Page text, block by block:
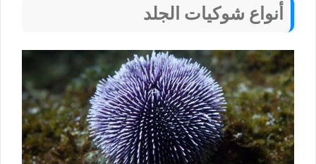
أنواع شوكيات الجلد